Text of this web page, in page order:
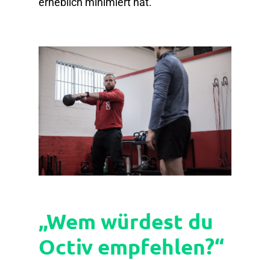
„Wem würdest du
Octiv empfehlen?“